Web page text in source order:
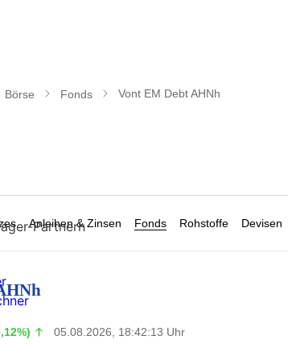
Börse Fonds Vont EM Debt AHNh
Anleihen & Zinsen Fonds Rohstoffe Devisen
05.08.2026, 18:42:13 Uhr
Partnern